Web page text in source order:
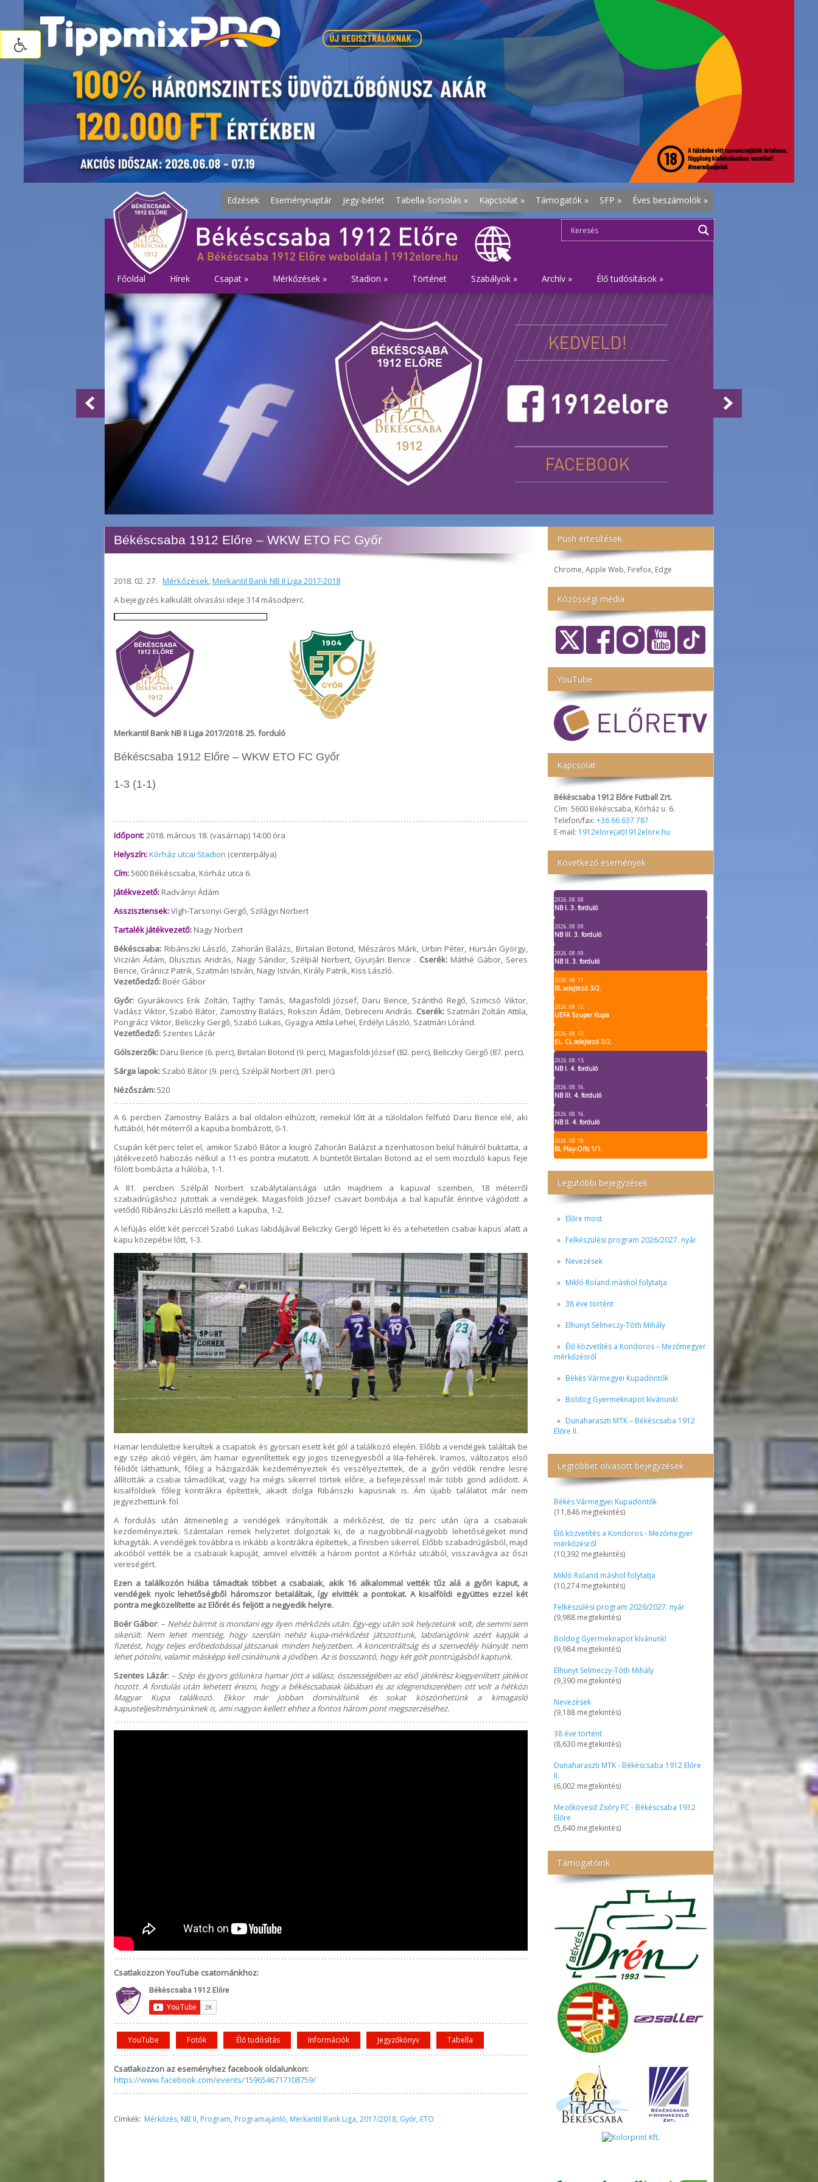
Edzések Eseménynaptár Jegy-bérlet Tabella-Sorsolás » Kapcsolat » Támogatók » SFP » Éves beszámolók »
Főoldal Hírek Csapat » Mérkőzések » Stadion » Történet Szabályok » Archív » Élő tudósítások »
Push értesítések
Chrome, Apple Web, Firefox, Edge
Közösségi média
YouTube
Kapcsolat
Békéscsaba 1912 Előre Futball Zrt.
Cím: 5600 Békéscsaba, Kórház u. 6.
Telefon/fax: +36 66 637 787
E-mail: 1912elore(at)1912elore.hu
Következő események
2026. 08. 08.
NB I. 3. forduló
2026. 08. 09.
NB III. 3. forduló
2026. 08. 09.
NB II. 3. forduló
2026. 08. 11.
BL selejtező 3/2.
2026. 08. 12.
UEFA Szuper Kupa
2026. 08. 13.
EL, CL selejtező 3/2.
2026. 08. 15.
NB I. 4. forduló
2026. 08. 16.
NB III. 4. forduló
2026. 08. 16.
NB II. 4. forduló
2026. 08. 18.
BL Play-Offs 1/1.
Legutóbbi bejegyzések
Előre most
Felkészülési program 2026/2027. nyár
Nevezések
Mikló Roland máshol folytatja
38 éve történt
Elhunyt Selmeczy-Tóth Mihály
Élő közvetítés a Kondoros – Mezőmegyer
mérkőzésről
Békés Vármegyei Kupadöntők
Boldog Gyermeknapot kívánunk!
Dunaharaszti MTK – Békéscsaba 1912
Előre II.
Legtöbbet olvasott bejegyzések
Békés Vármegyei Kupadöntők
(11,846 megtekintés)
Élő közvetítés a Kondoros - Mezőmegyer
mérkőzésről
(10,392 megtekintés)
Mikló Roland máshol folytatja
(10,274 megtekintés)
Felkészülési program 2026/2027. nyár
(9,988 megtekintés)
Boldog Gyermeknapot kívánunk!
(9,984 megtekintés)
Elhunyt Selmeczy-Tóth Mihály
(9,390 megtekintés)
Nevezések
(9,188 megtekintés)
38 éve történt
(8,630 megtekintés)
Dunaharaszti MTK - Békéscsaba 1912 Előre
II.
(6,002 megtekintés)
Mezőkövesd Zsóry FC - Békéscsaba 1912
Előre
(5,640 megtekintés)
Támogatóink
Békéscsaba 1912 Előre – WKW ETO FC Győr
2018. 02. 27. Mérkőzések,Merkantil Bank NB II Liga 2017-2018
A bejegyzés kalkulált olvasási ideje 314 másodperc.
Merkantil Bank NB II Liga 2017/2018. 25. forduló
Békéscsaba 1912 Előre – WKW ETO FC Győr
1-3 (1-1)
Időpont:2018. március 18. (vasárnap) 14:00 óra
Helyszín:Kórház utcai Stadion (centerpálya)
Cím:5600 Békéscsaba, Kórház utca 6.
Játékvezető: Radványi Ádám
Asszisztensek:Vígh-Tarsonyi Gergő, Szilágyi Norbert
Tartalék játékvezető: Nagy Norbert
Békéscsaba: Ribánszki László, Zahorán Balázs, Birtalan Botond, Mészáros Márk, Urbin Péter, Hursán György,
Viczián Ádám, Dlusztus András, Nagy Sándor, Szélpál Norbert, Gyurján Bence . Cserék:Máthé Gábor, Seres
Bence, Gránicz Patrik, Szatmári István, Nagy István, Király Patrik, Kiss László.
Vezetőedző: Boér Gábor
Győr: Gyurákovics Erik Zoltán, Tajthy Tamás, Magasföldi József, Daru Bence, Szánthó Regő, Szimcsó Viktor,
Vadász Viktor, Szabó Bátor, Zamostny Balázs, Rokszin Ádám, Debreceni András. Cserék:Szatmári Zoltán Attila,
Pongrácz Viktor, Beliczky Gergő, Szabó Lukas, Gyagya Attila Lehel, Erdélyi László, Szatmári Lóránd.
Vezetőedző: Szentes Lázár
Gólszerzők: Daru Bence (6. perc), Birtalan Botond (9. perc), Magasföldi József (82. perc), Beliczky Gergő (87. perc).
Sárga lapok: Szabó Bátor (9. perc), Szélpál Norbert (81. perc).
Nézőszám:520
A 6. percben Zamostny Balázs a bal oldalon elhúzott, remekül lőtt át a túloldalon felfutó Daru Bence elé, aki
futtából, hét méterről a kapuba bombázott, 0-1.
Csupán két perc telet el, amikor Szabó Bátor a kiugró Zahorán Balázst a tizenhatoson belül hátulról buktatta, a
játékvezető habozás nélkül a 11-es pontra mutatott. A büntetőt Birtalan Botond az el sem mozduló kapus feje
fölött bombázta a hálóba, 1-1.
A 81. percben Szélpál Norbert szabálytalansága után majdnem a kapuval szemben, 18 méterről
szabadrúgáshoz jutottak a vendégek. Magasföldi József csavart bombája a bal kapufát érintve vágódott a
vetődő Ribánszki László mellett a kapuba, 1-2.
A lefújás előtt két perccel Szabó Lukas labdájával Beliczky Gergő lépett ki és a tehetetlen csabai kapus alatt a
kapu közepébe lőtt, 1-3.
Hamar lendületbe kerültek a csapatok és gyorsan esett két gól a találkozó elején. Előbb a vendégek találtak be
egy szép akció végén, ám hamar egyenlítettek egy jogos tizenegyesből a lila-fehérek. Iramos, változatos első
félidőt láthattunk, főleg a házigazdák kezdeményeztek és veszélyeztettek, de a győri védők rendre lesre
állították a csabai támadókat, vagy ha mégis sikerrel törtek előre, a befejezéssel már több gond adódott. A
kisalföldiek főleg kontrákra építettek, akadt dolga Ribánszki kapusnak is. Ám újabb találatot már nem
jegyezhettünk föl.
A fordulás után átmenetileg a vendégek irányították a mérkőzést, de tíz perc után újra a csabaiak
kezdeményeztek. Számtalan remek helyzetet dolgoztak ki, de a nagyobbnál-nagyobb lehetőségeket mind
kihagyták. A vendégek továbbra is inkább a kontrákra építettek, a finisben sikerrel. Előbb szabadrúgásból, majd
akcióból vették be a csabaiak kapuját, amivel elvitték a három pontot a Kórház utcából, visszavágva az őszi
vereségért.
Ezen a találkozón hiába támadtak többet a csabaiak, akik 16 alkalommal vették tűz alá a győri kaput, a
vendégek nyolc lehetőségből háromszor betaláltak, így elvitték a pontokat. A kisalföldi együttes ezzel két
pontra megközelítette az Előrét és feljött a negyedik helyre.
Boér Gábor: – Nehéz bármit is mondani egy ilyen mérkőzés után. Egy-egy után sok helyzetünk volt, de semmi sem
sikerült. Nem lehet mentség, hogy szerdán nehéz kupa-mérkőzést játszottunk, labdarúgóink azért kapják a
fizetést, hogy teljes erőbedobással játszanak minden helyzetben. A koncentráltság és a szenvedély hiányát nem
lehet pótolni, valamit másképp kell csinálnunk a jövőben. Az is bosszantó, hogy két gólt pontrúgásból kaptunk.
Szentes Lázár: – Szép és gyors gólunkra hamar jött a válasz, összességében az első játékrész kiegyenlített játékot
hozott. A fordulás után lehetett érezni, hogy a békéscsabaiak lábában és az idegrendszerében ott volt a hétközi
Magyar Kupa találkozó. Ekkor már jobban domináltunk és sokat köszönhetünk a kimagasló
kapusteljesítményünknek is, ami nagyon kellett ehhez a fontos három pont megszerzéséhez.
Csatlakozzon YouTube csatornánkhoz:
YouTube Fotók Élő tudósítás Információk Jegyzőkönyv Tabella
Csatlakozzon az eseményhez facebook oldalunkon:
https://www.facebook.com/events/1596546717108759/
Címkék: Mérkőzés, NB II, Program, Programajánló, Merkantil Bank Liga, 2017/2018, Győr, ETO